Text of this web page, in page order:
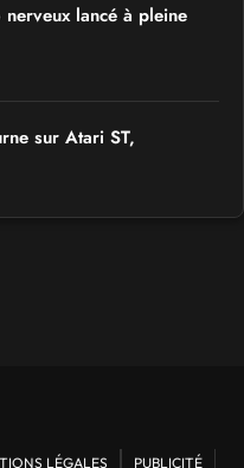
lancé à pleine
sur Atari ST,
LÉGALES PUBLICITÉ